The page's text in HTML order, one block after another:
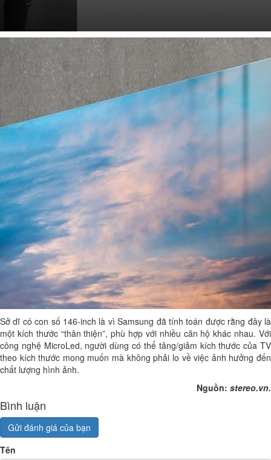
Sở dĩ có con số 146-inch là vì Samsung đã tính toán được rằng đây là
một kích thước “thân thiện”, phù hợp với nhiều căn hộ khác nhau. Với
công nghệ MicroLed, người dùng có thể tăng/giảm kích thước của TV
theo kích thước mong muốn mà không phải lo về việc ảnh hưởng đến
chất lượng hình ảnh.
Nguồn: stereo.vn.
Bình luận
Gửi đánh giá của bạn
Tên